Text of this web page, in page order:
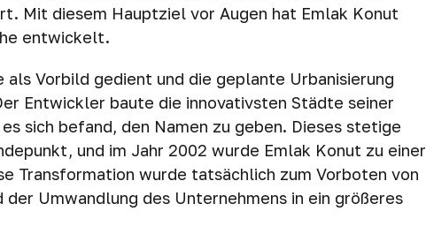
Mit diesem Hauptziel vor Augen hat Emlak Konut
entwickelt.
Vorbild gedient und die geplante Urbanisierung
Entwickler baute die innovativsten Städte seiner
sich befand, den Namen zu geben. Dieses stetige
und im Jahr 2002 wurde Emlak Konut zu einer
Transformation wurde tatsächlich zum Vorboten von
Umwandlung des Unternehmens in ein größeres